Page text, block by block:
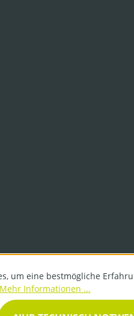
um eine bestmögliche
Mehr Informationen ...